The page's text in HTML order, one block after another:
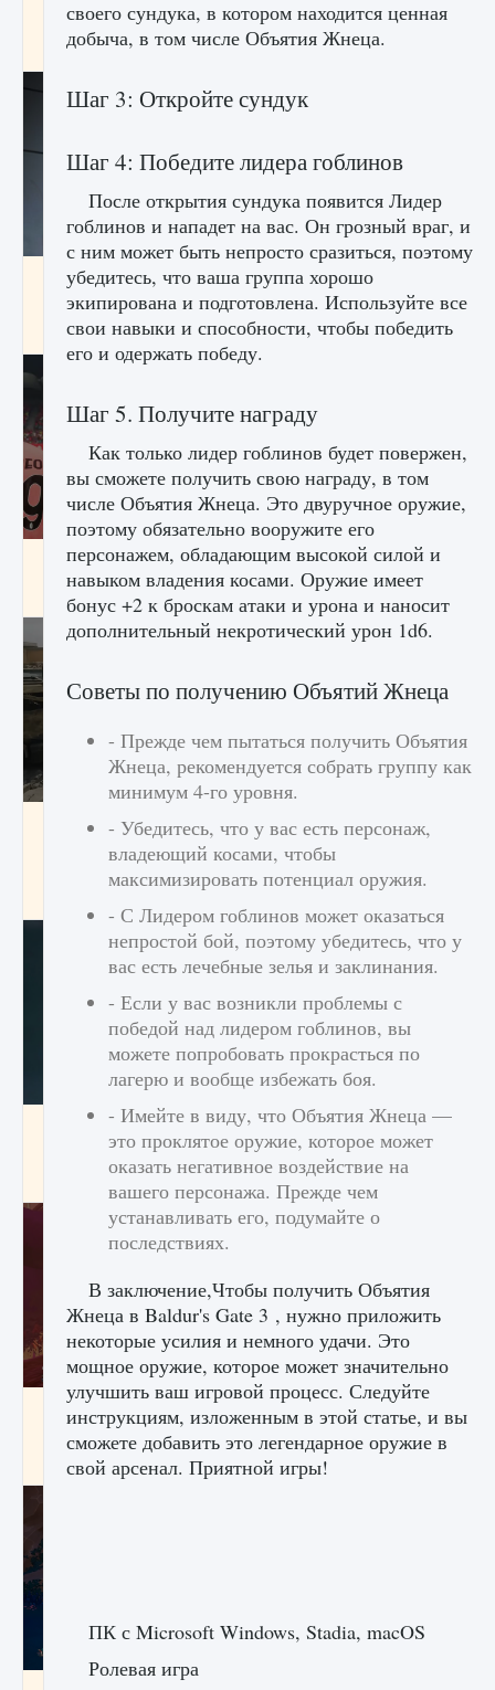
начать сохранение данных мира»
9 августа 2024 2 711 0 0
Все новые функции в режиме карьеры EA
FC 25
9 августа 2024 2 096 0 2
Входят ли «Милан» и «Интер» в EA FC 25
0
Как исправить текстовую ошибку
пользовательского интерфейса Delta
Force Hawk Ops
Как проверить статус сервера Delta Force
Hawk Ops
9 августа 2024 1 286 0 0
Как приручить существ джунглей Нари в
игре Creatures of Ava
9 августа 2024 1 218 0
своего сундука, в котором находится ценная
добыча, в том числе Объятия Жнеца.
Шаг 3: Откройте сундук
Шаг 4: Победите лидера гоблинов
После открытия сундука появится Лидер
гоблинов и нападет на вас. Он грозный враг, и
с ним может быть непросто сразиться, поэтому
убедитесь, что ваша группа хорошо
экипирована и подготовлена. Используйте все
свои навыки и способности, чтобы победить
его и одержать победу.
Шаг 5. Получите награду
Как только лидер гоблинов будет повержен,
вы сможете получить свою награду, в том
числе Объятия Жнеца. Это двуручное оружие,
поэтому обязательно вооружите его
персонажем, обладающим высокой силой и
навыком владения косами. Оружие имеет
бонус +2 к броскам атаки и урона и наносит
дополнительный некротический урон 1d6.
Советы по получению Объятий Жнеца
- Прежде чем пытаться получить Объятия
Жнеца, рекомендуется собрать группу как
минимум 4-го уровня.
- Убедитесь, что у вас есть персонаж,
владеющий косами, чтобы
максимизировать потенциал оружия.
- С Лидером гоблинов может оказаться
непростой бой, поэтому убедитесь, что у
вас есть лечебные зелья и заклинания.
- Если у вас возникли проблемы с
победой над лидером гоблинов, вы
можете попробовать прокрасться по
лагерю и вообще избежать боя.
- Имейте в виду, что Объятия Жнеца —
это проклятое оружие, которое может
оказать негативное воздействие на
вашего персонажа. Прежде чем
устанавливать его, подумайте о
последствиях.
В заключение,Чтобы получить Объятия
Жнеца в Baldur's Gate 3 , нужно приложить
некоторые усилия и немного удачи. Это
мощное оружие, которое может значительно
улучшить ваш игровой процесс. Следуйте
инструкциям, изложенным в этой статье, и вы
сможете добавить это легендарное оружие в
свой арсенал. Приятной игры!
ПК с Microsoft Windows, Stadia, macOS
Ролевая игра